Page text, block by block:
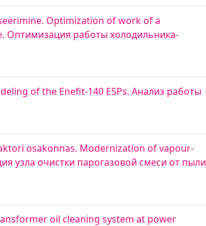
Optimization of work of a
Оптимизация работы холодильника-
of the Enefit-140 ESPs. Анализ работы
osakonnas. Modernization of vapour-
узла очистки парогазовой смеси от пыли
oil cleaning system at power